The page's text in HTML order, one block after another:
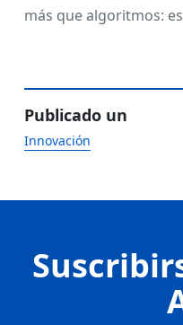
más que algoritmos:
Publicado un
Innovación